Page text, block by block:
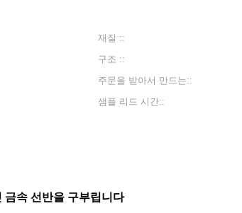
재질 ::
구조 ::
주문을 받아서 만드는::
샘플 리드 시간::
금속 선반을 구부립니다